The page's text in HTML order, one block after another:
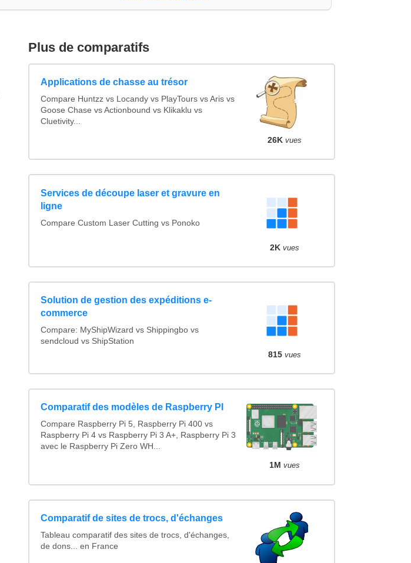
Plus de comparatifs
Applications de chasse au trésor
Compare Huntzz vs Locandy vs PlayTours vs Aris vs
Goose Chase vs Actionbound vs Klikaklu vs
Cluetivity...
26K vues
Services de découpe laser et gravure en
ligne
Compare Custom Laser Cutting vs Ponoko
2K vues
Solution de gestion des expéditions e-
commerce
Compare: MyShipWizard vs Shippingbo vs
sendcloud vs ShipStation
815 vues
Comparatif des modèles de Raspberry PI
Compare Raspberry Pi 5, Raspberry Pi 400 vs
Raspberry Pi 4 vs Raspberry Pi 3 A+, Raspberry Pi 3
avec le Raspberry Pi Zero WH...
1M vues
Comparatif de sites de trocs, d'échanges
Tableau comparatif des sites de trocs, d'échanges,
de dons... en France